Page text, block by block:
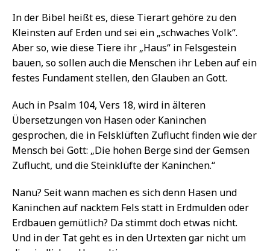
In der Bibel heißt es, diese Tierart gehöre zu den
Kleinsten auf Erden und sei ein „schwaches Volk“.
Aber so, wie diese Tiere ihr „Haus“ in Felsgestein
bauen, so sollen auch die Menschen ihr Leben auf ein
festes Fundament stellen, den Glauben an Gott.
Auch in Psalm 104, Vers 18, wird in älteren
Übersetzungen von Hasen oder Kaninchen
gesprochen, die in Felsklüften Zuflucht finden wie der
Mensch bei Gott: „Die hohen Berge sind der Gemsen
Zuflucht, und die Steinklüfte der Kaninchen.“
Nanu? Seit wann machen es sich denn Hasen und
Kaninchen auf nacktem Fels statt in Erdmulden oder
Erdbauen gemütlich? Da stimmt doch etwas nicht.
Und in der Tat geht es in den Urtexten gar nicht um